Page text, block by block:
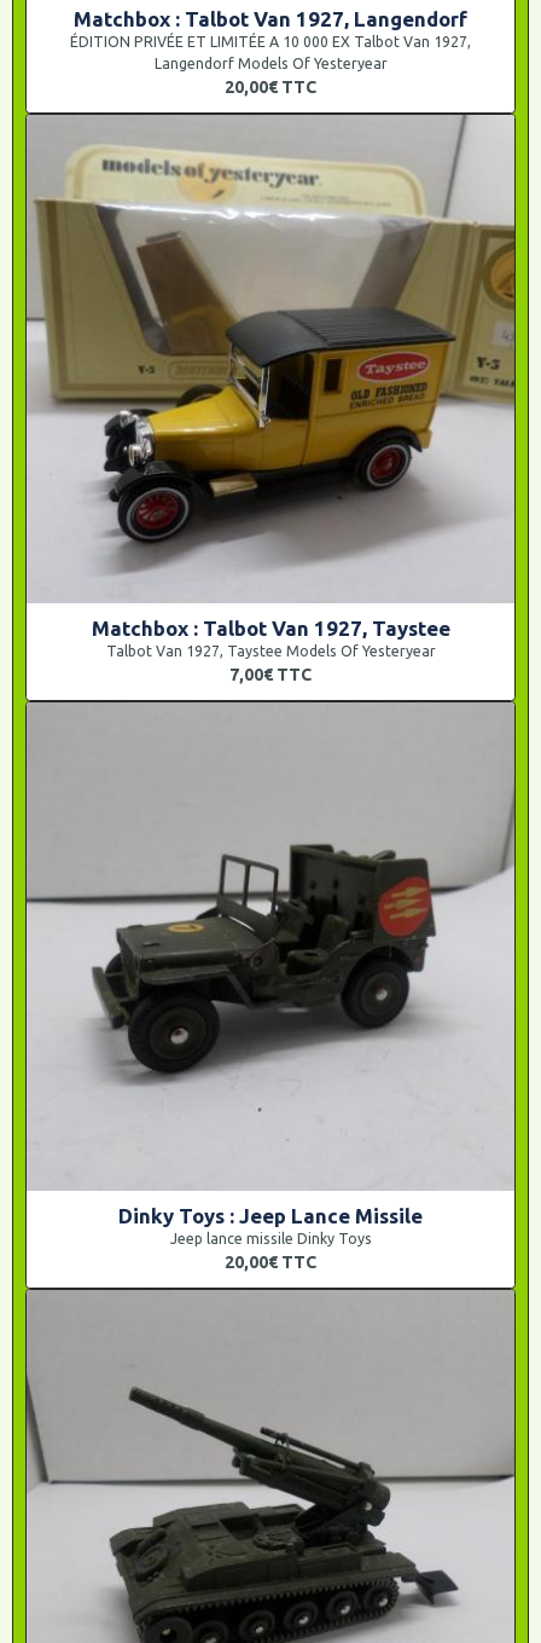
Matchbox : Talbot Van 1927, Langendorf
ÉDITION PRIVÉE ET LIMITÉE A 10 000 EX Talbot Van 1927,
Langendorf Models Of Yesteryear
20,00€ TTC
Matchbox : Talbot Van 1927, Taystee
Talbot Van 1927, Taystee Models Of Yesteryear
7,00€ TTC
Dinky Toys : Jeep Lance Missile
Jeep lance missile Dinky Toys
20,00€ TTC